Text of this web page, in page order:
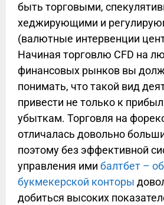
быть торговыми,
хеджирующими и
(валютные интервенции
Начиная торговлю CFD на
финансовых рынков вы
понимать, что такой вид
привести не только к
убыткам. Торговля на
отличалась довольно
поэтому без эффективной
управления ими балтбет –
букмекерской конторы
добиться высоких